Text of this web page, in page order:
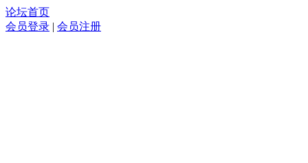
论坛首页
会员登录 | 会员注册